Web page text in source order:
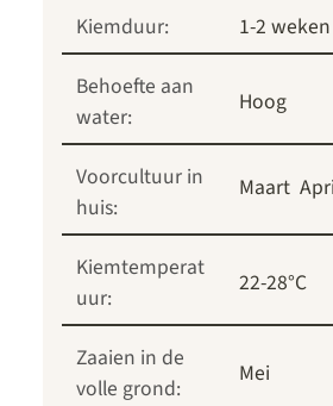
Kiemduur:
1-2 weken
Behoefte aan
water:
Hoog
Voorcultuur in
huis:
Maart
Kiemtemperat
uur:
22-28°C
Zaaien in de
volle grond:
Mei